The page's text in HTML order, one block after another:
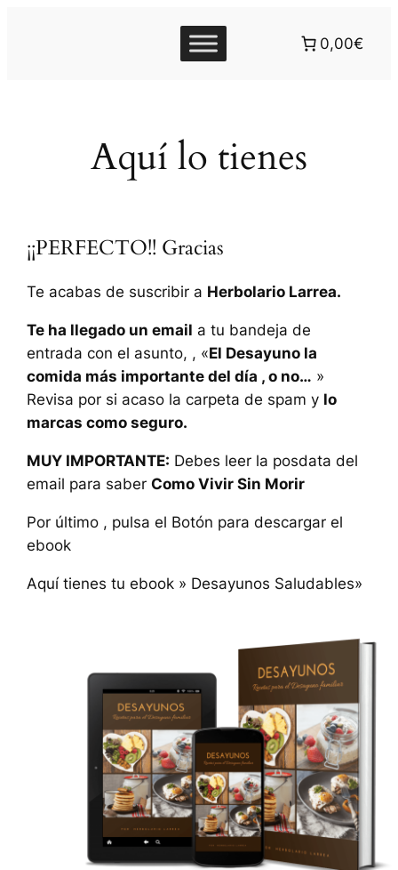
0,00€
Aquí lo tienes
¡¡PERFECTO!! Gracias
Te acabas de suscribir a Herbolario Larrea.
Te ha llegado un email a tu bandeja de
entrada con el asunto, , «El Desayuno la
comida más importante del día , o no… »
Revisa por si acaso la carpeta de spam y lo
marcas como seguro.
MUY IMPORTANTE: Debes leer la posdata del
email para saberComo Vivir Sin Morir
Por último , pulsa el Botón para descargar el
ebook
Aquí tienes tu ebook » Desayunos Saludables»